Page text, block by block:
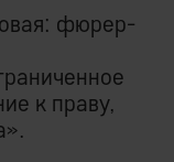
фюрер-
к праву,